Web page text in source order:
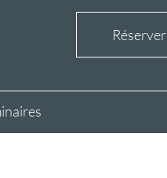
Réserver